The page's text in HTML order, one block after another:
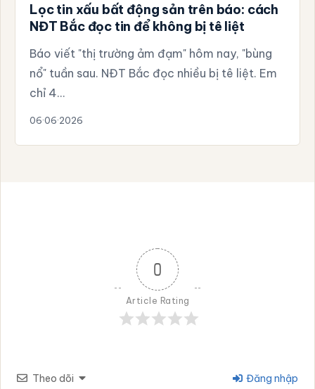
Lọc tin xấu bất động sản trên báo: cách
NĐT Bắc đọc tin để không bị tê liệt
Báo viết "thị trường ảm đạm" hôm nay, "bùng
nổ" tuần sau. NĐT Bắc đọc nhiều bị tê liệt. Em
chỉ 4…
06·06·2026
0
Article Rating
Theo dõi Đăng nhập